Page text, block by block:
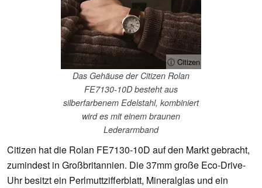
ⓘ Citizen
Das Gehäuse der Citizen Rolan
FE7130-10D besteht aus
silberfarbenem Edelstahl, kombiniert
wird es mit einem braunen
Lederarmband
Citizen hat die Rolan FE7130-10D auf den Markt gebracht,
zumindest in Großbritannien. Die 37mm große Eco-Drive-
Uhr besitzt ein Perlmuttzifferblatt, Mineralglas und ein